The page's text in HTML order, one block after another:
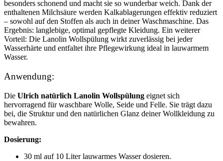
besonders schonend und macht sie so wunderbar weich. Dank der
enthaltenen Milchsäure werden Kalkablagerungen effektiv reduziert
– sowohl auf den Stoffen als auch in deiner Waschmaschine. Das
Ergebnis: langlebige, optimal gepflegte Kleidung. Ein weiterer
Vorteil: Die Lanolin Wollspülung wirkt zuverlässig bei jeder
Wasserhärte und entfaltet ihre Pflegewirkung ideal in lauwarmem
Wasser.
Anwendung:
Die Ulrich natürlich Lanolin Wollspülung eignet sich
hervorragend für waschbare Wolle, Seide und Felle. Sie trägt dazu
bei, die Struktur und den natürlichen Glanz deiner Wollkleidung zu
bewahren.
Dosierung:
30 ml auf 10 Liter lauwarmes Wasser dosieren.